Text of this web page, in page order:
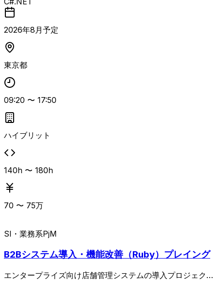
ステムで、社内トラベルコンサルタント約250名が24時間稼
働で利用している基幹システムの刷新を前提とした企画・推
進フェーズから参画します。 業務フローの抜本的見直し
と、見積〜手配〜発券〜精算までの一連プロセスの最適化、
AI・データ活用による業務高度化、付帯商品の提案強化、U
を目指す長期大型案件です。 現在はRFI作成着手フェーズ
で、RFI発出〜RFP作成〜ベンダー選定〜社内承認〜開発開
始までの一連のプロジェクトマネジメント支援・PMO業務
を担っていただきます。 大規模システム構築経験を持ち、
開発〜設計〜要件定義〜PMといったキャリアを積んできた
方を想定しており、AWSの知見（資格保有であれば尚可）
と、大規模プロジェクトを管理できる推進力・コミュニケー
ートの併用で、週3日程度の出社が想定されていますが、フ
ル出社可能な方は特に歓迎されます。 8月中旬からの長期参
画を前提とし、商流は上位から弊社の直下で、商流の浅い方
が優先される条件です。
2026年8 月予定
東京都
09:20 〜 17:50
ハイブリット
140h 〜 180h
70 〜 75万
SI・業務系PjM
B2Bシステム導入・機能改善（Ruby）プレイング
エンタープライズ向け店舗管理システムの導入プロジェクト